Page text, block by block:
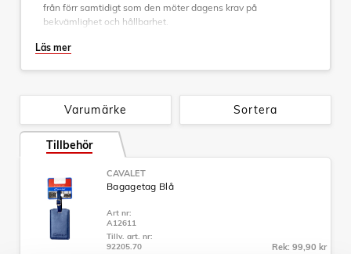
från förr samtidigt som den möter dagens krav på
bekvämlighet och hållbarhet.
Viken finns i flera färger och i 3 storlekar. Genomtänkta
Resväskan (M) 67 cm och (L) 75 cm är expanderbara.
Uppgradera din accessoarsamling med Viken – en tidlös
klassiker!
Specifikationer:
- Helt integrerat teleskophandtag
- Fast TSA-lås som är inbyggt
- Material: PC
- Mått: 77 x 51 x 30-34cm
Läs mer
Sortera
Varumärke
Tillbehör
CAVALET
Bagagetag Blå
Art nr:
A12611
Tillv. art. nr:
92205.70
Rek: 99,90 kr